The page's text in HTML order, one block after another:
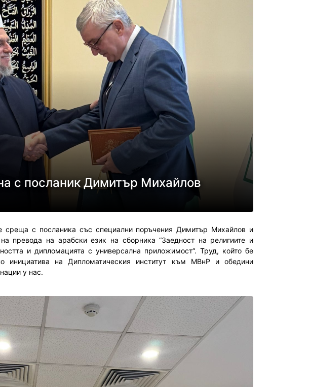
с посланик Димитър Михайлов
с посланика със специални поръчения Димитър Михайлов и
превода на арабски език на сборника “Заедност на религиите и
и дипломацията с универсална приложимост“. Труд, който бе
инициатива на Дипломатическия институт към МВнР и обедини
у нас.